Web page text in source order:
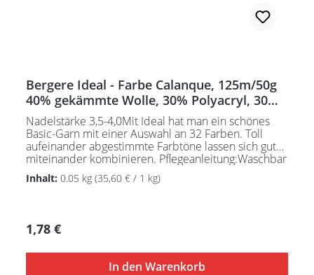
Bergere Ideal - Farbe Calanque, 125m/50g
40% gekämmte Wolle, 30% Polyacryl, 30%
Polyamid
Nadelstärke 3,5-4,0Mit Ideal hat man ein schönes
Basic-Garn mit einer Auswahl an 32 Farben. Toll
aufeinander abgestimmte Farbtöne lassen sich gut
miteinander kombinieren. Pflegeanleitung:Waschbar
bei 30°C - sehr schonend / Wolle(Wollschleudern /
nicht schleudern)
Inhalt: 0.05 kg (35,60 € / 1 kg)
Regulärer Preis:
1,78 €
In den Warenkorb